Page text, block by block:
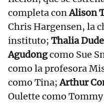
completa conAlison
Chris Hargensen, la
instituto; Thalia
Agudongcomo Sue
como la profesora
como Tina;Arthur
Oulette como